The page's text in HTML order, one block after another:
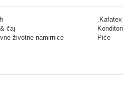
.Kafatex
čaj
Konditori
životne namirnice
Piće